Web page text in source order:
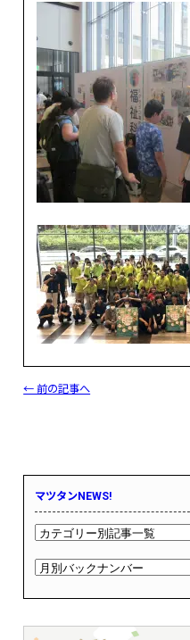
← 前の記事へ
マツタンNEWS!